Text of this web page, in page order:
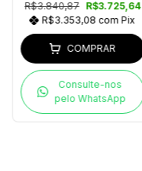
R$3.840,87 R$3.725,64
R$3.353,08 com Pix
COMPRAR
Consulte-nos
pelo WhatsApp